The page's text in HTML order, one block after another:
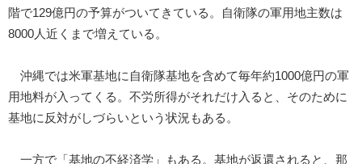
階で129億円の予算がついてきている。自衛隊の軍用地主数は
8000人近くまで増えている。
沖縄では米軍基地に自衛隊基地を含めて毎年約1000億円の軍
用地料が入ってくる。不労所得がそれだけ入ると、そのために
基地に反対がしづらいという状況もある。
一方で「基地の不経済学」もある。基地が返還されると、那